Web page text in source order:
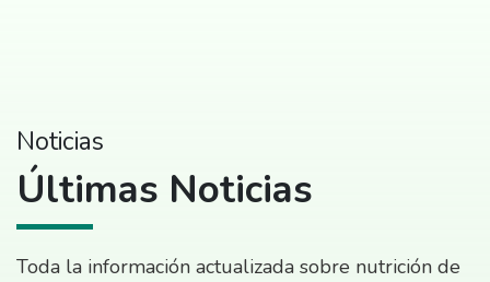
Noticias
Últimas Noticias
Toda la información actualizada sobre nutrición de